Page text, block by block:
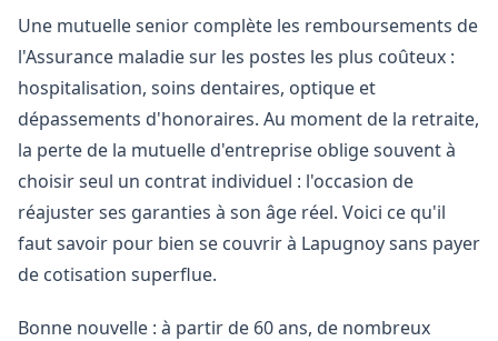
Une mutuelle senior complète les remboursements de
l'Assurance maladie sur les postes les plus coûteux :
hospitalisation, soins dentaires, optique et
dépassements d'honoraires. Au moment de la retraite,
la perte de la mutuelle d'entreprise oblige souvent à
choisir seul un contrat individuel : l'occasion de
réajuster ses garanties à son âge réel. Voici ce qu'il
faut savoir pour bien se couvrir à Lapugnoy sans payer
de cotisation superflue.
Bonne nouvelle : à partir de 60 ans, de nombreux